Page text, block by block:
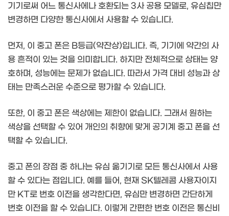
기기로써 어느 통신사에나 호환되는 3사 공용 모델로, 유심칩만
변경하면 다양한 통신사에서 사용할 수 있습니다.
먼저, 이 중고 폰은 B등급(약잔상)입니다. 즉, 기기에 약간의 사
용 흔적이 있는 것을 의미합니다. 하지만 전체적으로 상태는 양
호하며, 성능에는 문제가 없습니다. 따라서 가격 대비 성능과 상
태는 만족스러운 수준으로 평가할 수 있습니다.
또한, 이 중고 폰은 색상에는 제한이 없습니다. 그래서 원하는
색상을 선택할 수 있어 개인의 취향에 맞게 공기계 중고 폰을 선
택할 수 있습니다.
중고 폰의 장점 중 하나는 유심 옮기기로 모든 통신사에서 사용
할 수 있다는 점입니다. 예를 들어, 현재 SK텔레콤 사용자이지
만 KT로 번호 이전을 생각한다면, 유심만 변경하면 간단하게
번호 이전을 할 수 있습니다. 이렇게 간편한 번호 이전은 통신비